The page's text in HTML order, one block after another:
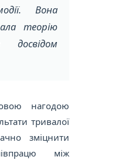
Вона
теорію
нагодою
тривалої
зміцнити
між